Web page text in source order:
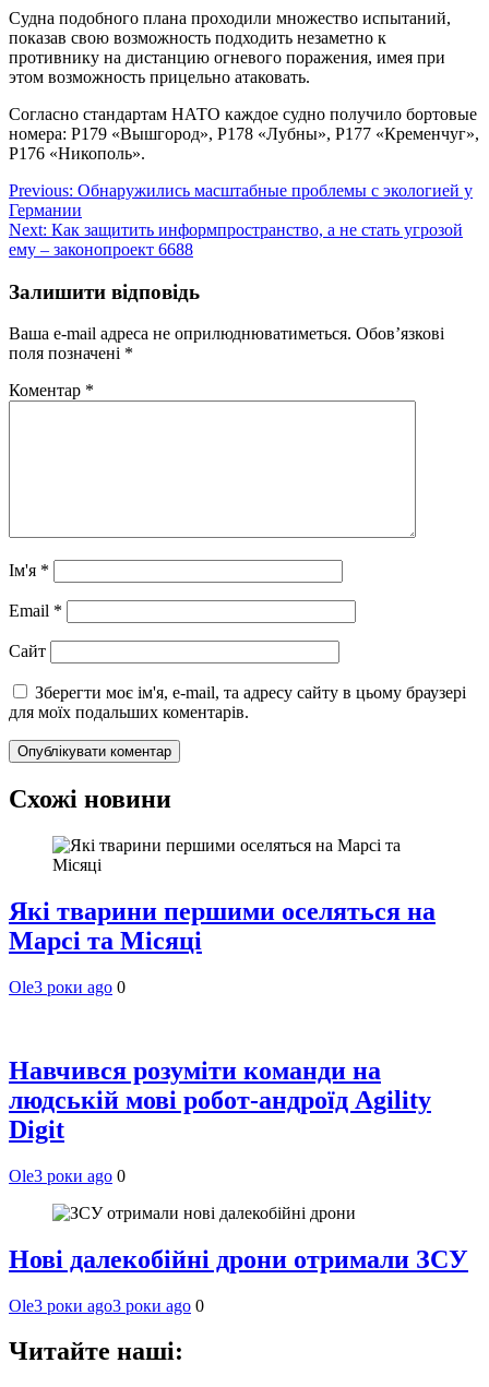
Судна подобного плана проходили множество испытаний,
показав свою возможность подходить незаметно к
противнику на дистанцию огневого поражения, имея при
этом возможность прицельно атаковать.
Согласно стандартам НАТО каждое судно получило бортовые
номера: Р179 «Вышгород», Р178 «Лубны», Р177 «Кременчуг»,
Р176 «Никополь».
Навігація
записів
Previous: Обнаружились масштабные проблемы с экологией у
Германии
Next: Как защитить информпространство, а не стать угрозой
ему – законопроект 6688
Залишити відповідь
Ваша e-mail адреса не оприлюднюватиметься. Обов’язкові
поля позначені *
Коментар *
Ім'я *
Email *
Сайт
Зберегти моє ім'я, e-mail, та адресу сайту в цьому браузері
для моїх подальших коментарів.
Схожі новини
Які тварини першими оселяться на
Марсі та Місяці
Ole3 роки ago 0
Навчився розуміти команди на
людській мові робот-андроїд Agility
Digit
Ole3 роки ago 0
Нові далекобійні дрони отримали ЗСУ
Ole3 роки ago3 роки ago 0
Читайте наші: